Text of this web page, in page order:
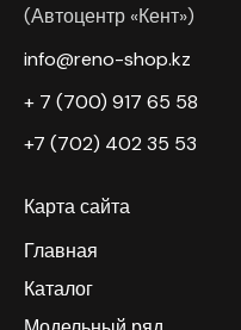
(Автоцентр «Кент»)
info@reno-shop.kz
+ 7 (700) 917 65 58
+7 (702) 402 35 53
Карта сайта
Главная
Каталог